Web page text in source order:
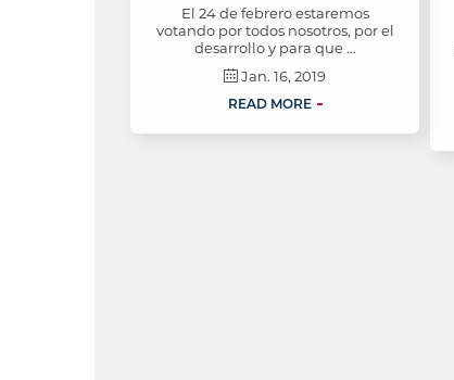
El 24 de febrero estaremos
votando por todos nosotros, por el
desarrollo y para que …
Jan. 16, 2019
READ MORE